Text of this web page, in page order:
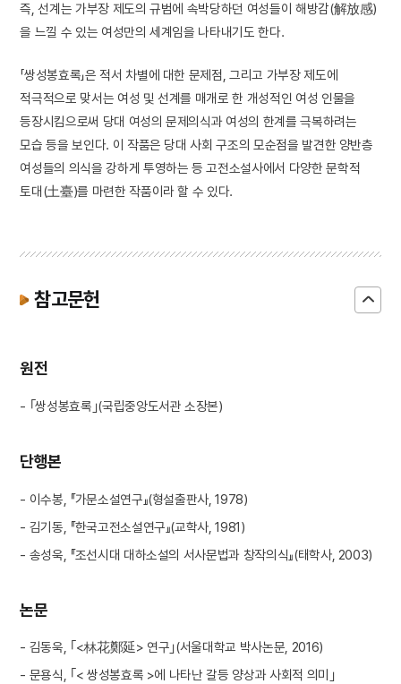
즉, 선계는 가부장 제도의 규범에 속박당하던 여성들이 해방감(解放感)
을 느낄 수 있는 여성만의 세계임을 나타내기도 한다.
「쌍성봉효록」은 적서 차별에 대한 문제점, 그리고 가부장 제도에
적극적으로 맞서는 여성 및 선계를 매개로 한 개성적인 여성 인물을
등장시킴으로써 당대 여성의 문제의식과 여성의 한계를 극복하려는
모습 등을 보인다. 이 작품은 당대 사회 구조의 모순점을 발견한 양반층
여성들의 의식을 강하게 투영하는 등 고전소설사에서 다양한 문학적
토대(土臺)를 마련한 작품이라 할 수 있다.
참고문헌
원전
- ｢쌍성봉효록｣(국립중앙도서관 소장본)
단행본
- 이수봉, 『가문소설연구』(형설출판사, 1978)
- 김기동, 『한국고전소설연구』(교학사, 1981)
- 송성욱, 『조선시대 대하소설의 서사문법과 창작의식』(태학사, 2003)
논문
- 김동욱, ｢<林花鄭延> 연구｣(서울대학교 박사논문, 2016)
- 문용식, ｢< 쌍성봉효록 >에 나타난 갈등 양상과 사회적 의미｣